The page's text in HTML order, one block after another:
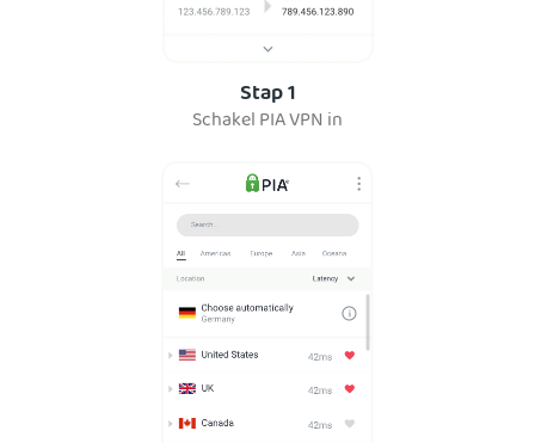
Stap 1
Schakel PIA VPN in